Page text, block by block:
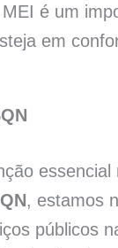
é um
em
, estamos
públicos